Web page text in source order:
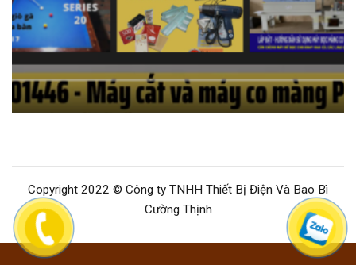
Copyright 2022 © Công ty TNHH Thiết Bị Điện Và Bao Bì
Cường Thịnh